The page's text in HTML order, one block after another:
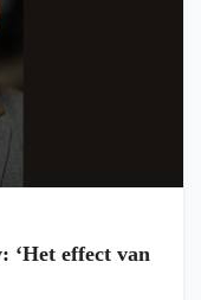
‘Het effect van